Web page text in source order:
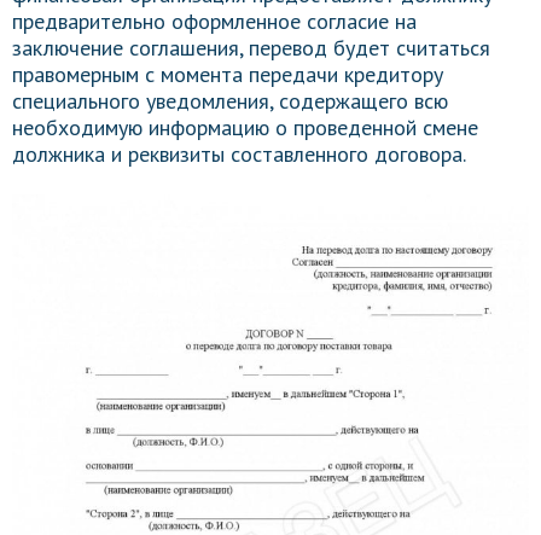
предварительно оформленное согласие на
заключение соглашения, перевод будет считаться
правомерным с момента передачи кредитору
специального уведомления, содержащего всю
необходимую информацию о проведенной смене
должника и реквизиты составленного договора.